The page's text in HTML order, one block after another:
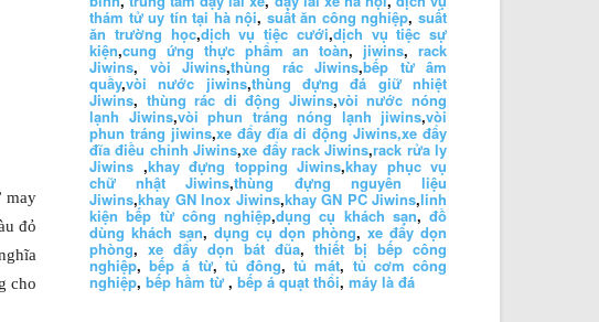
may
đỏ
cho
thám tử uy tín tại hà nội, suất ăn công nghiệp,suất
ăn trường học,dịch vụ tiệc cưới,dịch vụ tiệc sự
kiện,cung ứng thực phẩm an toàn, jiwins,rack
Jiwins,vòi Jiwins,thùng rác Jiwins,bếp từ âm
quầy,vòi nước jiwins,thùng đựng đá giữ nhiệt
Jiwins, thùng rác di động Jiwins,vòi nước nóng
lạnh Jiwins,vòi phun tráng nóng lạnh jiwins,vòi
phun tráng jiwins,xe đẩy đĩa di động Jiwins,xe đẩy
đĩa điều chỉnh Jiwins,xe đẩy rack Jiwins,rack rửa ly
Jiwins ,khay đựng topping Jiwins,khay phục vụ
chữ nhật Jiwins,thùng đựng nguyên liệu
Jiwins,khay GN Inox Jiwins,khay GN PC Jiwins,linh
kiện bếp từ công nghiệp,dụng cụ khách sạn, đồ
dùng khách sạn,dụng cụ dọn phòng, xe đẩy dọn
phòng, xe đẩy dọn bát đũa,thiết bị bếp công
nghiệp,bếp á từ,tủ đông,tủ mát, tủ cơm công
nghiệp, bếp hầm từ , bếp á quạt thổi, máy là đá